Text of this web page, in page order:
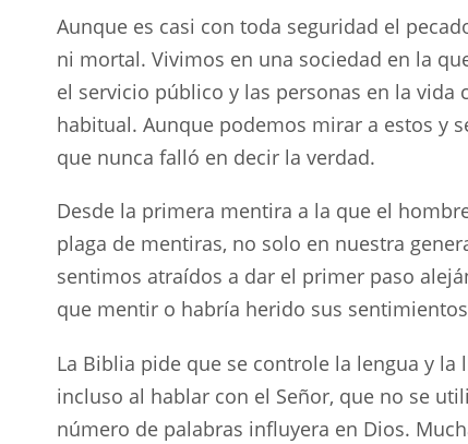
Aunque es casi con toda seguridad el
ni mortal. Vivimos en una sociedad en la
el servicio público y las personas en la
habitual. Aunque podemos mirar a estos y
que nunca falló en decir la verdad.
Desde la primera mentira a la que el
plaga de mentiras, no solo en nuestra
sentimos atraídos a dar el primer paso
que mentir o habría herido sus
La Biblia pide que se controle la lengua y
incluso al hablar con el Señor, que no se
número de palabras influyera en Dios.